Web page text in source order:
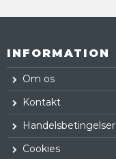
INFORMATION
Om os
Kontakt
Handelsbetingelser
Cookies